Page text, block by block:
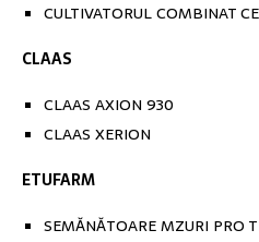
CULTIVATORUL COMBINAT
CLAAS
CLAAS AXION 930
CLAAS XERION
ETUFARM
SEMĂNĂTOARE MZURI PRO